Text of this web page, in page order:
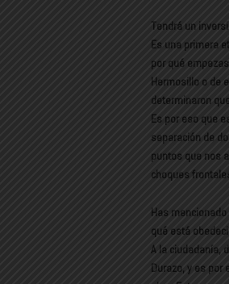
Tendrá un
Es una primera
por qué
Hermosillo o de
determinaron
Es por eso que
separación de
puntos que nos
choques
Has
qué está
A la ciudadanía,
Durazo, y es